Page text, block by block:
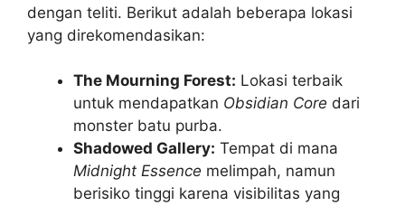
dengan teliti. Berikut adalah beberapa lokasi
yang direkomendasikan:
The Mourning Forest: Lokasi terbaik
untuk mendapatkan Obsidian Core dari
monster batu purba.
Shadowed Gallery: Tempat di mana
Midnight Essence melimpah, namun
berisiko tinggi karena visibilitas yang